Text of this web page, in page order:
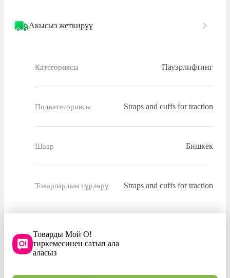
Акысыз жеткирүү
Категориясы Пауэрлифтинг
Подкатегориясы Straps and cuffs for traction
Шаар Бишкек
Товарлардын түрлөрү Straps and cuffs for traction
Товарды Мой О!
тиркемесинен сатып ала
аласыз